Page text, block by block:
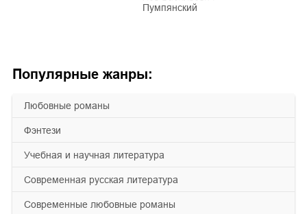
Популярные жанры:
любовные романы
фэнтези
учебная и научная литература
современная русская литература
современные любовные романы
Пумпянский